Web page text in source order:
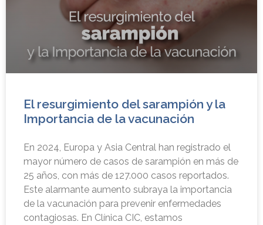
El resurgimiento del sarampión y la
Importancia de la vacunación
En 2024, Europa y Asia Central han registrado el
mayor número de casos de sarampión en más de
25 años, con más de 127.000 casos reportados.
Este alarmante aumento subraya la importancia
de la vacunación para prevenir enfermedades
contagiosas. En Clínica CIC, estamos